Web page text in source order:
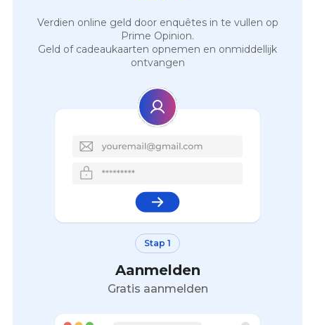
Verdien online geld door enquêtes in te vullen op
Prime Opinion.
Geld of cadeaukaarten opnemen en onmiddellijk
ontvangen
Stap 1
Aanmelden
Gratis aanmelden